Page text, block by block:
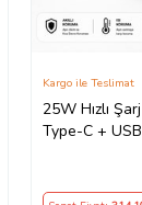
25W Hızlı
Type-C +
Kargo ile Teslimat